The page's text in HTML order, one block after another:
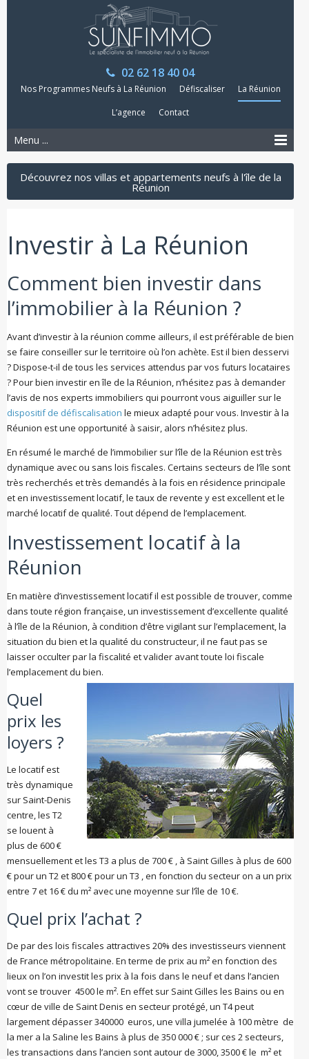
02 62 18 40 04
Nos Programmes Neufs à La Réunion Défiscaliser
La Réunion
L’agence
Contact
Menu ...
Découvrez nos villas et appartements neufs à l'île de la
Réunion
Investir à La Réunion
Comment bien investir dans
l’immobilier à la Réunion ?
Avant d’investir à la réunion comme ailleurs, il est préférable de bien
se faire conseiller sur le territoire où l’on achète. Est il bien desservi
? Dispose-t-il de tous les services attendus par vos futurs locataires
? Pour bien investir en île de la Réunion, n’hésitez pas à demander
l’avis de nos experts immobiliers qui pourront vous aiguiller sur le
dispositif de défiscalisation le mieux adapté pour vous. Investir à la
Réunion est une opportunité à saisir, alors n’hésitez plus.
En résumé le marché de l’immobilier sur l’île de la Réunion est très
dynamique avec ou sans lois fiscales. Certains secteurs de l’île sont
très recherchés et très demandés à la fois en résidence principale
et en investissement locatif, le taux de revente y est excellent et le
marché locatif de qualité. Tout dépend de l’emplacement.
Investissement locatif à la
Réunion
En matière d’investissement locatif il est possible de trouver, comme
dans toute région française, un investissement d’excellente qualité
à l’île de la Réunion, à condition d’être vigilant sur l’emplacement, la
situation du bien et la qualité du constructeur, il ne faut pas se
laisser occulter par la fiscalité et valider avant toute loi fiscale
l’emplacement du bien.
Quel
prix les
loyers ?
Le locatif est
très dynamique
sur Saint-Denis
centre, les T2
se louent à
plus de 600 €
mensuellement et les T3 a plus de 700 € , à Saint Gilles à plus de 600
€ pour un T2 et 800 € pour un T3 , en fonction du secteur on a un prix
entre 7 et 16 € du m² avec une moyenne sur l’île de 10 €.
Quel prix l’achat ?
De par des lois fiscales attractives 20% des investisseurs viennent
de France métropolitaine. En terme de prix au m² en fonction des
lieux on l’on investit les prix à la fois dans le neuf et dans l’ancien
vont se trouver 4500 le m². En effet sur Saint Gilles les Bains ou en
cœur de ville de Saint Denis en secteur protégé, un T4 peut
largement dépasser 340000 euros, une villa jumelée à 100 mètre de
la mer a la Saline les Bains à plus de 350 000 € ; sur ces 2 secteurs,
les transactions dans l’ancien sont autour de 3000, 3500 € le m² et